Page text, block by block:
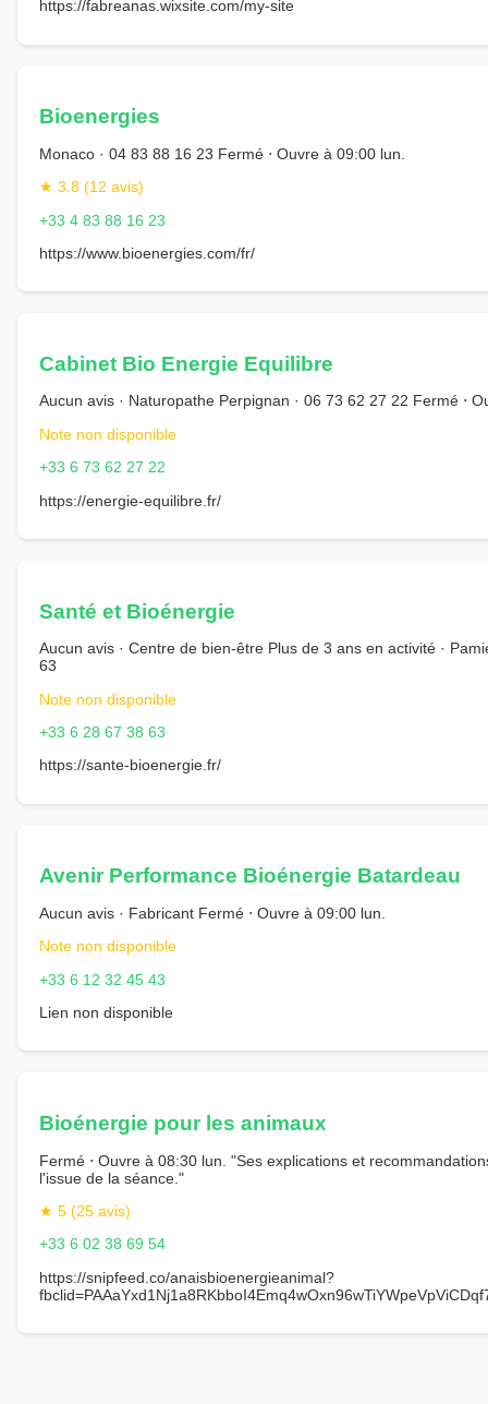
https://fabreanas.wixsite.com/my-site
Bioenergies
Monaco · 04 83 88 16 23 Fermé ⋅ Ouvre à 09:00 lun.
★ 3.8 (12 avis)
+33 4 83 88 16 23
https://www.bioenergies.com/fr/
Cabinet Bio Energie Equilibre
Aucun avis · Naturopathe Perpignan · 06 73 62 27 22 Fermé ⋅
Note non disponible
+33 6 73 62 27 22
https://energie-equilibre.fr/
Santé et Bioénergie
Aucun avis · Centre de bien-être Plus de 3 ans en activité ·
63
Note non disponible
+33 6 28 67 38 63
https://sante-bioenergie.fr/
Avenir Performance Bioénergie Batardeau
Aucun avis · Fabricant Fermé ⋅ Ouvre à 09:00 lun.
Note non disponible
+33 6 12 32 45 43
Lien non disponible
Bioénergie pour les animaux
Fermé ⋅ Ouvre à 08:30 lun. "Ses explications et
l'issue de la séance."
★ 5 (25 avis)
+33 6 02 38 69 54
https://snipfeed.co/anaisbioenergieanimal?